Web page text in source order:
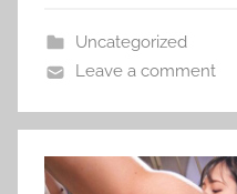
Uncategorized
Leave a comment